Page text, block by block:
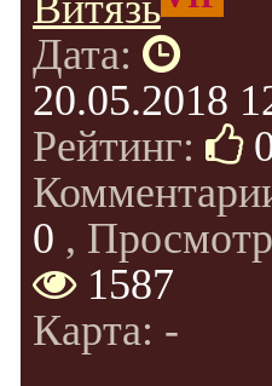
Дата:
20.05.2018
Рейтинг:
0 ,
1587
Карта: -